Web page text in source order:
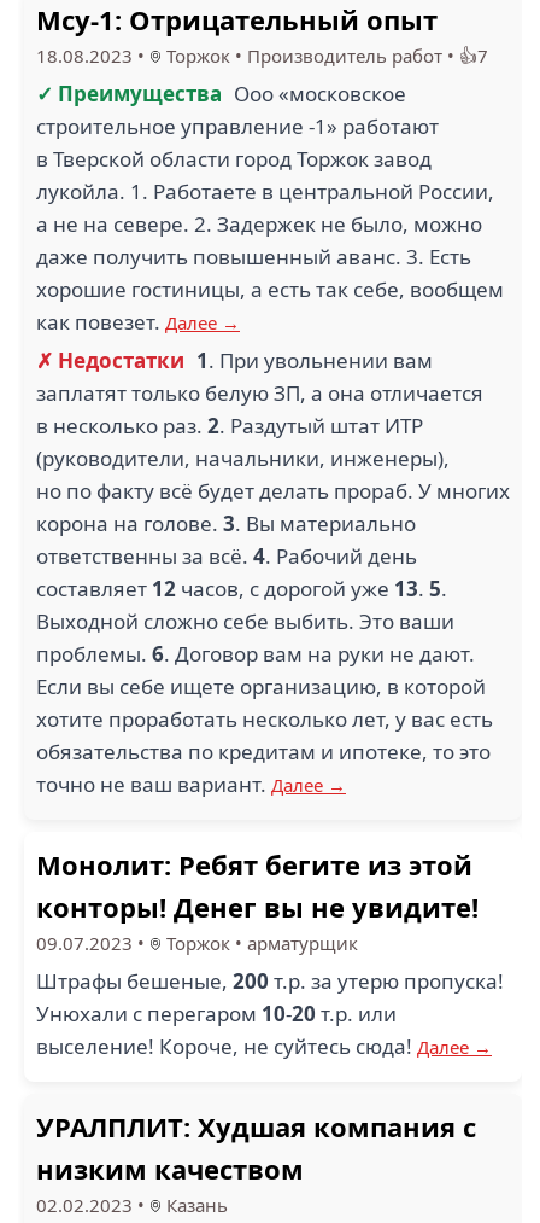
КУРЬЕРИСТ (1) ЗИТ (1)
1
ЛЮДИ ЛЮБЯТ (1) РКБ (1)
АЛЕЗАР (1) УРАЛПЛИТ (1)
1
МОНОЛИТ (1)
1
СЕВЕР МИНЕРАЛС (1)
3
1.7
АВ СОФТ (1) СИБИНТЕГРАЦИЯ (1)
Мсу-1: Отрицательный опыт
18.08.2023 • Торжок • Производитель работ • 👍7
✓ Преимущества Ооо «московское
строительное управление -1» работают
в Тверской области город Торжок завод
лукойла. 1. Работаете в центральной России,
а не на севере. 2. Задержек не было, можно
даже получить повышенный аванс. 3. Есть
хорошие гостиницы, а есть так себе, вообщем
как повезет. Далее →
✗ Недостатки 1. При увольнении вам
заплатят только белую ЗП, а она отличается
в несколько раз. 2. Раздутый штат ИТР
(руководители, начальники, инженеры),
но по факту всё будет делать прораб. У многих
корона на голове. 3. Вы материально
ответственны за всё. 4. Рабочий день
составляет 12 часов, с дорогой уже 13. 5.
Выходной сложно себе выбить. Это ваши
проблемы. 6. Договор вам на руки не дают.
Если вы себе ищете организацию, в которой
хотите проработать несколько лет, у вас есть
обязательства по кредитам и ипотеке, то это
точно не ваш вариант. Далее →
Монолит: Ребят бегите из этой
конторы! Денег вы не увидите!
09.07.2023 • Торжок • арматурщик
Штрафы бешеные, 200 т.р. за утерю пропуска!
Унюхали с перегаром 10-20 т.р. или
выселение! Короче, не суйтесь сюда! Далее →
УРАЛПЛИТ: Худшая компания с
низким качеством
02.02.2023 • Казань